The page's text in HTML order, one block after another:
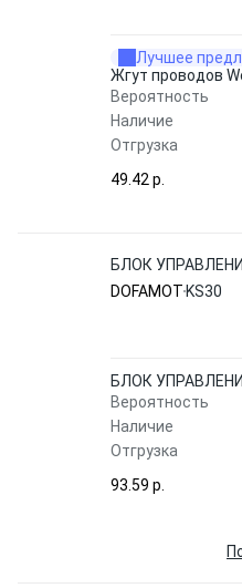
Лучшее
Жгут проводов
Вероятность
Наличие
Отгрузка
49.42 p.
БЛОК
DOFAMOT KS30
БЛОК
Вероятность
Наличие
Отгрузка
93.59 p.